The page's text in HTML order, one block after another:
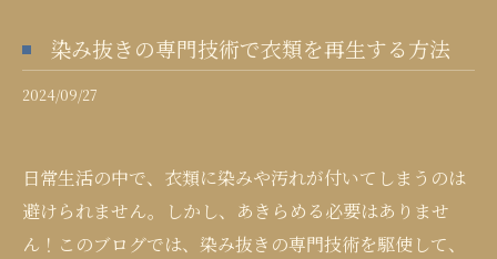
染み抜きの専門技術で衣類を再生する方法
2024/09/27
日常生活の中で、衣類に染みや汚れが付いてしまうのは
避けられません。しかし、あきらめる必要はありませ
ん！このブログでは、染み抜きの専門技術を駆使して、